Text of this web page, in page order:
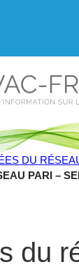
DU
PARI –
du